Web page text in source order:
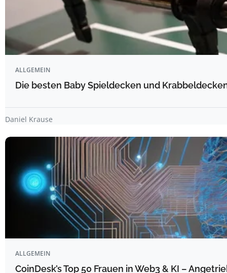
ALLGEMEIN
Die besten Baby Spieldecken und
Daniel Krause
ALLGEMEIN
CoinDesk’s Top 50 Frauen in Web3 & KI –